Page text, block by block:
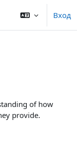
Вход
of how
provide.